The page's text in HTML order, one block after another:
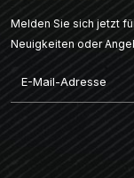
Melden Sie sich jetzt
Neuigkeiten oder